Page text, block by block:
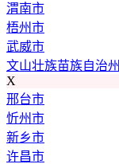
渭南市
梧州市
武威市
文山壮族苗族自治州
X
邢台市
忻州市
新乡市
许昌市